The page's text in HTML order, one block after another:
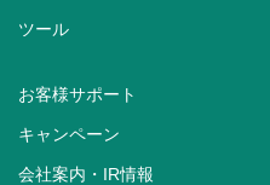
ツール
お客様サポート
キャンペーン
会社案内・IR情報